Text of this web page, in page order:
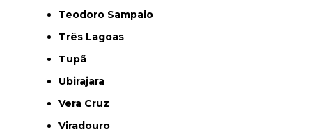
Teodoro Sampaio
Três Lagoas
Tupã
Ubirajara
Vera Cruz
Viradouro